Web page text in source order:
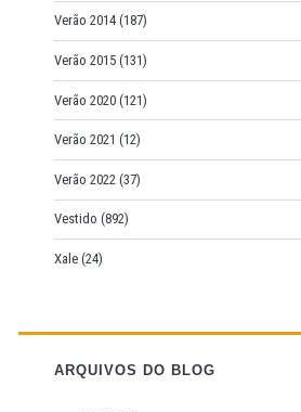
Verão 2014 (187)
Verão 2015 (131)
Verão 2020 (121)
Verão 2021 (12)
Verão 2022 (37)
Vestido (892)
Xale (24)
ARQUIVOS DO BLOG